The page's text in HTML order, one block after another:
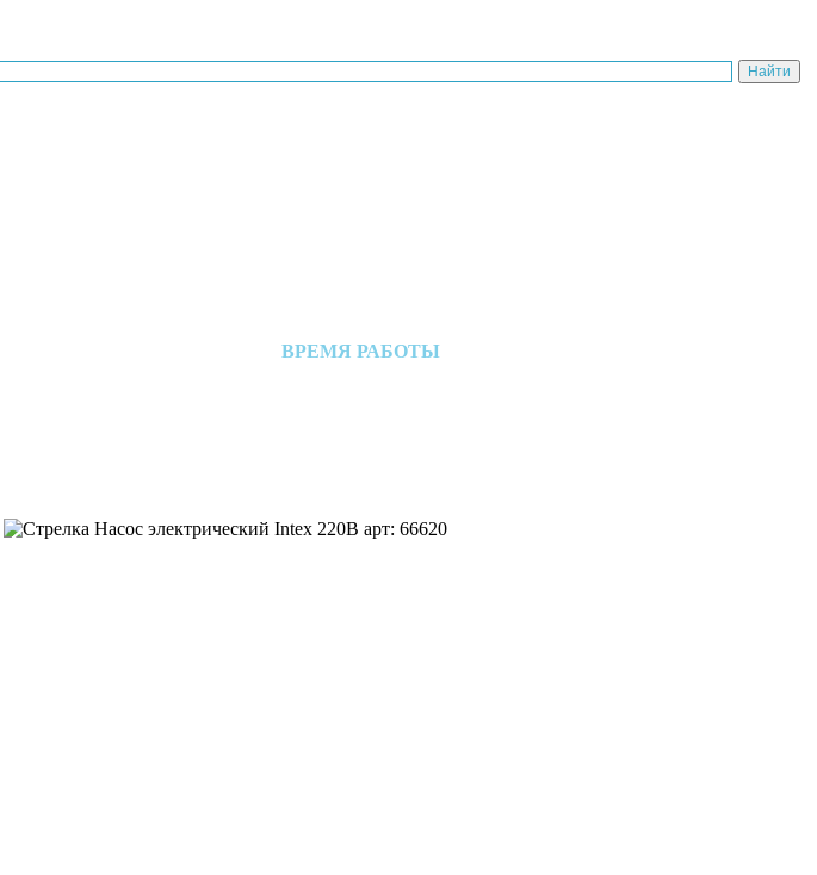
ВРЕМЯ РАБОТЫ
Насос электрический Intex 220В арт: 66620